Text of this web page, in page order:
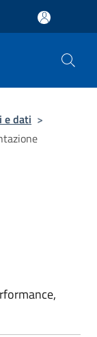
e dati >